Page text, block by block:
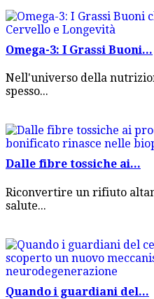
Omega-3: I Grassi Buoni...
Nell'universo della
spesso...
Dalle fibre tossiche ai...
Riconvertire un rifiuto
salute...
Quando i guardiani del...